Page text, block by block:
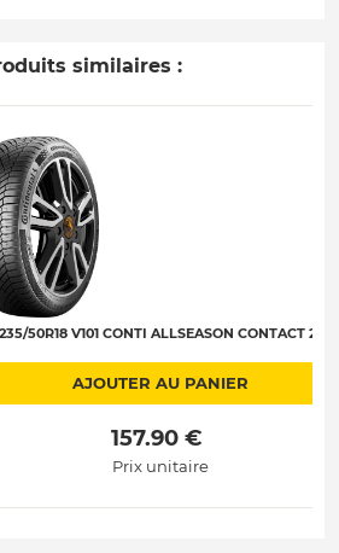
similaires :
50R18 V101 CONTI ALLSEASON CONTACT 2
AJOUTER AU PANIER
157.90 €
Prix unitaire